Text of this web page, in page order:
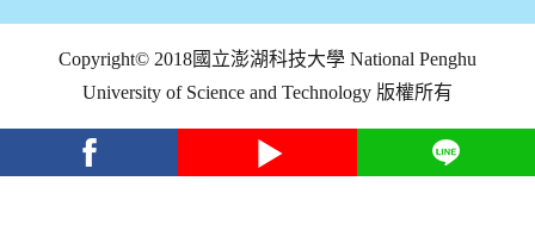
Copyright© 2018國立澎湖科技大學 National Penghu
University of Science and Technology 版權所有